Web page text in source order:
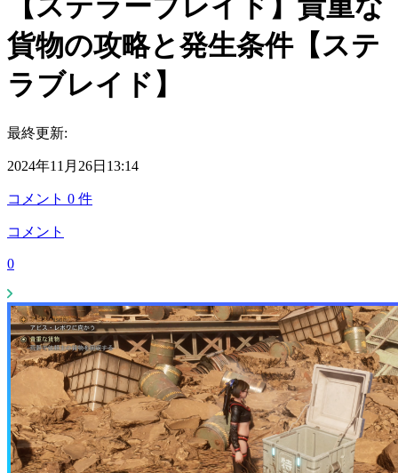
【ステラーブレイド】貴重な
貨物の攻略と発生条件【ステ
ラブレイド】
最終更新:
2024年11月26日13:14
コメント 0 件
コメント
0